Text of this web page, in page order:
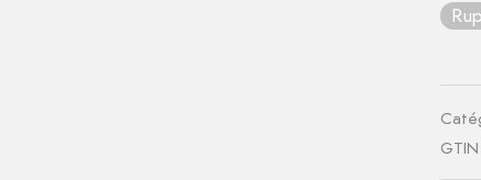
GTIN: